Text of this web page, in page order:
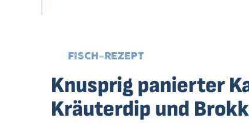
FISCH-REZEPT
Knusprig panierter
Kräuterdip und